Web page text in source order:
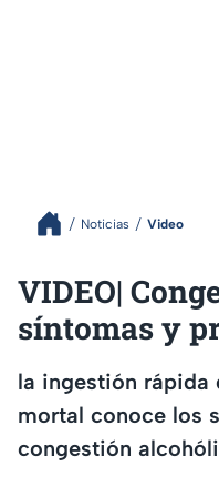
Noticias Video
VIDEO|
síntomas y
la ingestión rápida
mortal conoce los
congestión